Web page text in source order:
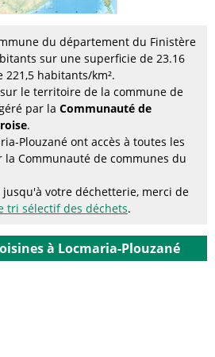
du département du Finistère
sur une superficie de 23.16
221,5 habitants/km².
le territoire de la commune de
par la Communauté de
.
Plouzané ont accès à toutes les
Communauté de communes du
votre déchetterie, merci de
tri sélectif des déchets.
à Locmaria-Plouzané